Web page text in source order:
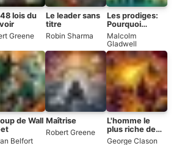
lois du
Greene
Le leader sans
titre
Robin Sharma
Les prodiges:
Pourquoi
certains
réussissent et
d'autres pas
Malcolm
Gladwell
de Wall
Belfort
Maîtrise
Robert Greene
L'homme le
plus riche de
Babylone
George Clason